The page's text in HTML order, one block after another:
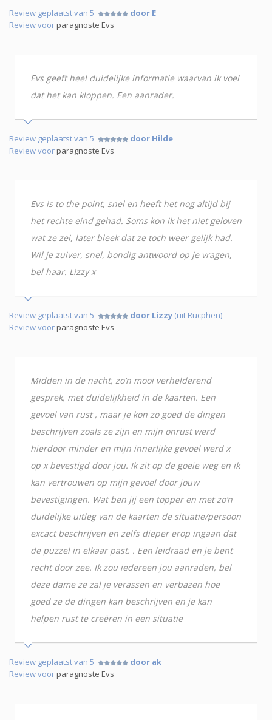
Review geplaatst van 5
door E
Review voorparagnoste Evs
Evs geeft heel duidelijke informatie waarvan ik voel
dat het kan kloppen. Een aanrader.
Review geplaatst van 5
door Hilde
Review voorparagnoste Evs
Evs is to the point, snel en heeft het nog altijd bij
het rechte eind gehad. Soms kon ik het niet geloven
wat ze zei, later bleek dat ze toch weer gelijk had.
Wil je zuiver, snel, bondig antwoord op je vragen,
bel haar. Lizzy x
Review geplaatst van 5 door Lizzy (uit Rucphen)
Review voorparagnoste Evs
Midden in de nacht, zo’n mooi verhelderend
gesprek, met duidelijkheid in de kaarten. Een
gevoel van rust , maar je kon zo goed de dingen
beschrijven zoals ze zijn en mijn onrust werd
hierdoor minder en mijn innerlijke gevoel werd x
op x bevestigd door jou. Ik zit op de goeie weg en ik
kan vertrouwen op mijn gevoel door jouw
bevestigingen. Wat ben jij een topper en met zo’n
duidelijke uitleg van de kaarten de situatie/persoon
excact beschrijven en zelfs dieper erop ingaan dat
de puzzel in elkaar past. . Een leidraad en je bent
recht door zee. Ik zou iedereen jou aanraden, bel
deze dame ze zal je verassen en verbazen hoe
goed ze de dingen kan beschrijven en je kan
helpen rust te creëren in een situatie
Review geplaatst van 5
door ak
Review voorparagnoste Evs